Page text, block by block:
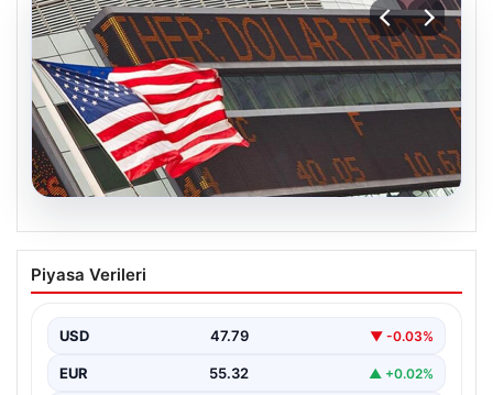
08.08.2026
FED Faiz Kararı Ne Zaman Açıklanacak?
Nisan Ayı Beklentileri ve Piyasa Yönleri
alacağı faiz kararları, finans piyasalarının yönünü
belirlemede kritik…
Piyasa Verileri
USD 47.79 ▼ -0.03%
EUR 55.32 ▲ +0.02%